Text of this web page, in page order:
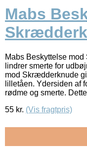
Mabs
Mabs Beskyttelse
lindrer smerte for
mod Skrædderknude
lilletåen. Ydersiden af
rødme og smerte.
55 kr. (Vis fragtpris)